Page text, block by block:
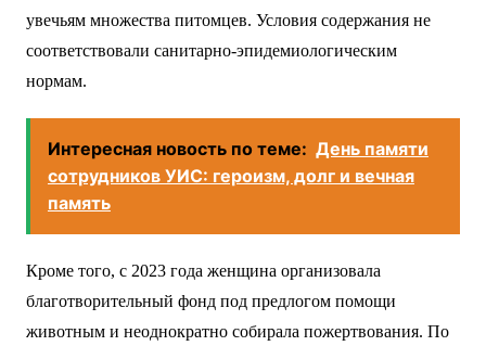
увечьям множества питомцев. Условия содержания не
соответствовали санитарно-эпидемиологическим
нормам.
Интересная новость по теме: День памяти
сотрудников УИС: героизм, долг и вечная
память
Кроме того, с 2023 года женщина организовала
благотворительный фонд под предлогом помощи
животным и неоднократно собирала пожертвования. По